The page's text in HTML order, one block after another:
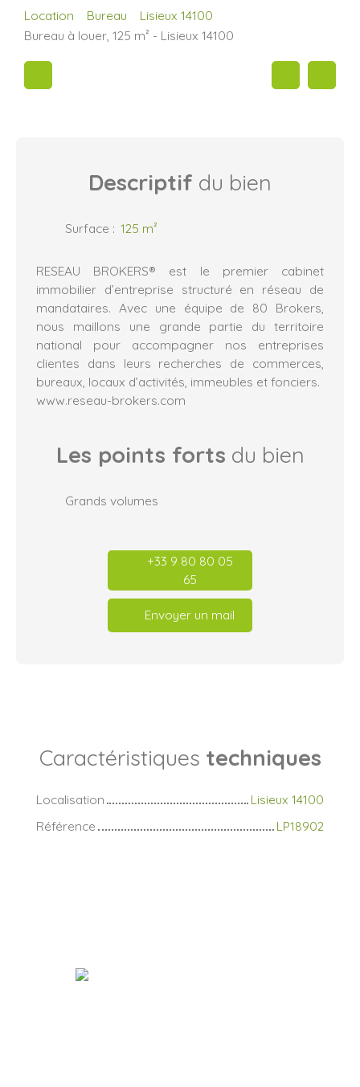
Location Bureau
Lisieux 14100
Bureau à louer, 125 m² - Lisieux 14100
Descriptif du bien
Surface : 125 m²
RESEAU BROKERS® est le premier cabinet
immobilier d’entreprise structuré en réseau de
mandataires. Avec une équipe de 80 Brokers,
nous maillons une grande partie du territoire
national pour accompagner nos entreprises
clientes dans leurs recherches de commerces,
bureaux, locaux d’activités, immeubles et fonciers.
www.reseau-brokers.com
Les points forts du bien
Grands volumes
+33 9 80 80 05
65
Envoyer un mail
Caractéristiques techniques
Localisation
Lisieux 14100
Référence
LP18902